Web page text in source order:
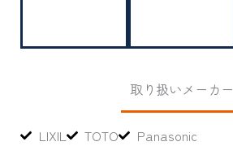
取り扱いメーカー
LIXIL TOTO Panasonic